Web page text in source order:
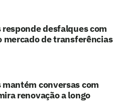
responde desfalques com
mercado de transferências
conversas com
renovação a longo